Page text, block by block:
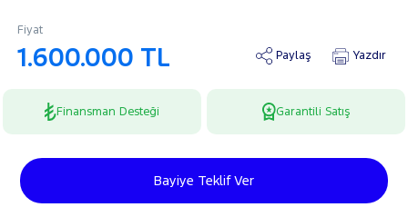
Fiyat
1.600.000 TL Paylaş Yazdır
Finansman Desteği Garantili Satış
Bayiye Teklif Ver